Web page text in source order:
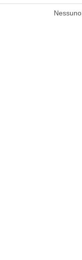
Nessuno.